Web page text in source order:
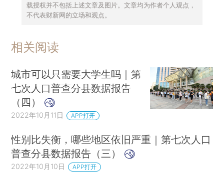
载授权并不包括上述文章及图片。文章均为作者个人观点，
不代表财新网的立场和观点。
相关阅读
城市可以只需要大学生吗｜第
七次人口普查分县数据报告
（四）
2022年10月11日 APP打开
性别比失衡，哪些地区依旧严重｜第七次人口
普查分县数据报告（三）
2022年10月10日 APP打开